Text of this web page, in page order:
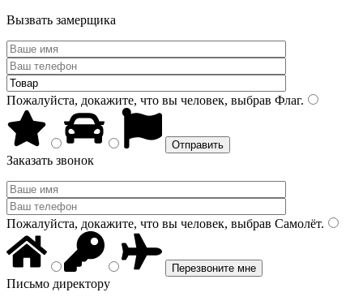
Вызвать замерщика
Пожалуйста, докажите, что вы человек, выбрав Флаг.
Заказать звонок
Пожалуйста, докажите, что вы человек, выбрав Самолёт.
Письмо директору